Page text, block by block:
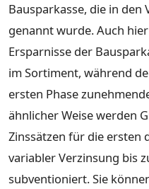
Bausparkasse, die in den
genannt wurde. Auch
Ersparnisse der
im Sortiment, während
ersten Phase
ähnlicher Weise werden
Zinssätzen für die ersten
variabler Verzinsung bis
subventioniert. Sie